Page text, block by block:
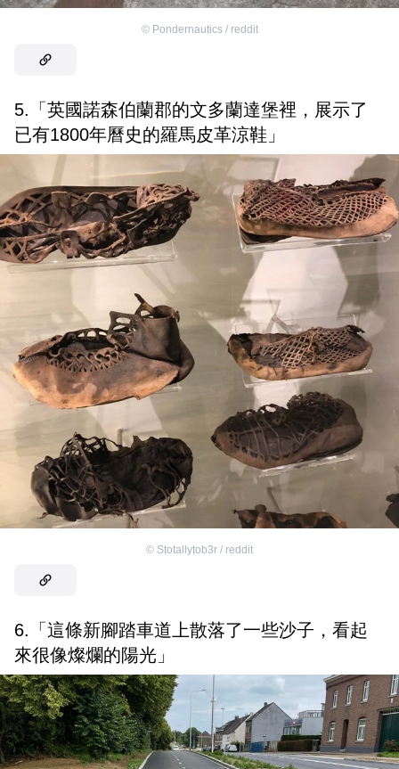
© Pondernautics / reddit
5.「英國諾森伯蘭郡的文多蘭達堡裡，展示了
已有1800年曆史的羅馬皮革涼鞋」
© Stotallytob3r / reddit
6.「這條新腳踏車道上散落了一些沙子，看起
來很像燦爛的陽光」